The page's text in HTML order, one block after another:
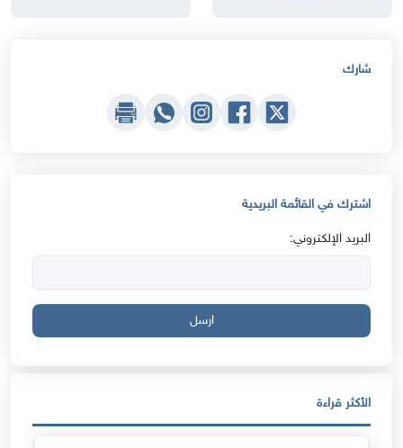
شارك
اشترك في القائمة البريدية
البريد الإلكتروني:
ارسل
الأكثر قراءة